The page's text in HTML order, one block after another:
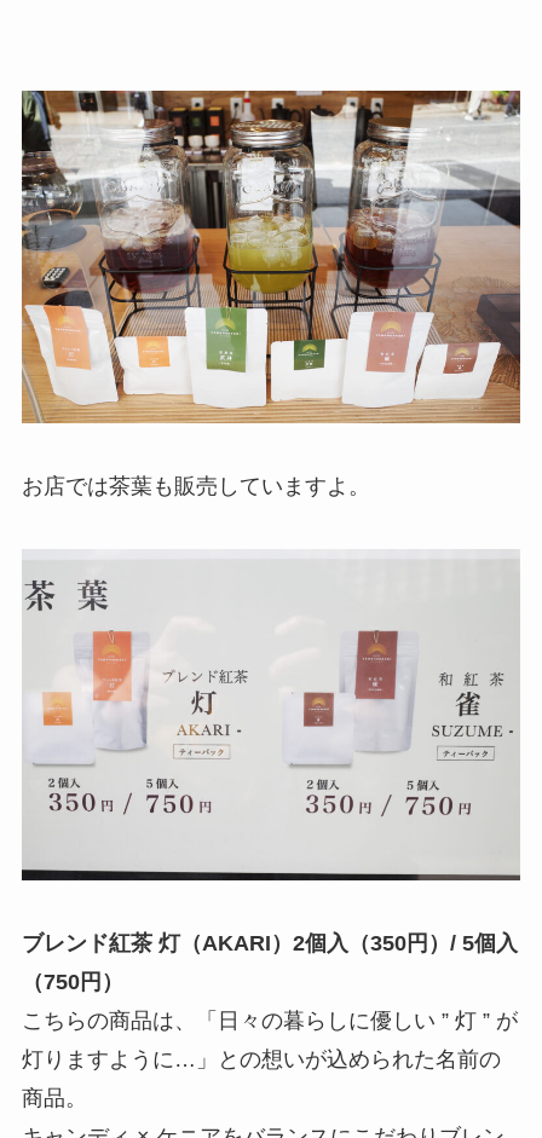
お店では茶葉も販売していますよ。
ブレンド紅茶 灯（AKARI）2個入（350円）/ 5個入
（750円）
こちらの商品は、「日々の暮らしに優しい ” 灯 ” が
灯りますように…」との想いが込められた名前の
商品。